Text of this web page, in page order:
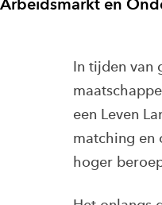
Arbeidsmarkt en
In tijden van
een Leven
matching en
hoger